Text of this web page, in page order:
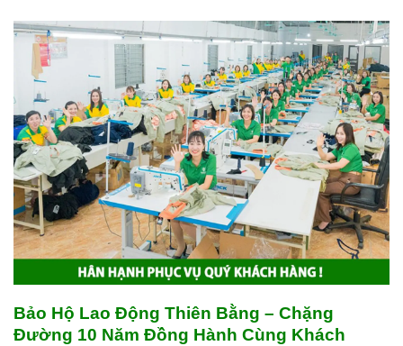
Bảo Hộ Lao Động Thiên Bằng – Chặng
Đường 10 Năm Đồng Hành Cùng Khách